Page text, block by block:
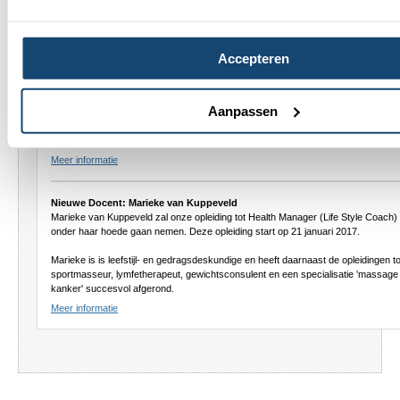
Accepteren
Aanpassen
Nieuwe docent: Angelique Gutteling
Met gepaste trots kunnen we melden dat Angelique Gutteling vanaf 24 oktober
onze cursus voetreflexmassage zal gaan verzorgen.
voetreflextherapeut en heeft diverse andere massageopleidingen met succes
Meer informatie
Nieuwe Docent: Marieke van Kuppeveld
Marieke van Kuppeveld zal onze opleiding tot Health Manager (Life Style Coach)
onder haar hoede gaan nemen. Deze opleiding start op 21 januari 2017.
Marieke is is leefstijl- en gedragsdeskundige en heeft daarnaast de opleidingen
sportmasseur, lymfetherapeut, gewichtsconsulent en een specialisatie 'massage
kanker' succesvol afgerond.
Meer informatie